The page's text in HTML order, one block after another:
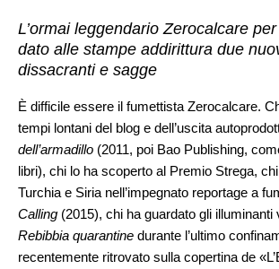
L’ormai leggendario Zerocalcare
dato alle stampe addirittura due
dissacranti e sagge
È difficile essere il fumettista Zerocalcare.
tempi lontani del blog e dell’uscita
dell’armadillo (2011, poi Bao Publishing,
libri), chi lo ha scoperto al Premio Strega,
Turchia e Siria nell’impegnato reportage a
Calling (2015), chi ha guardato gli illuminanti
Rebibbia quarantine durante l’ultimo
recentemente ritrovato sulla copertina de